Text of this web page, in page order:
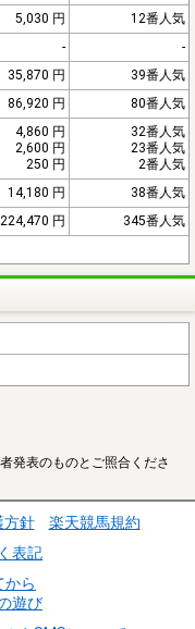
5,030 円
12番人気
-
-
35,870 円
39番人気
86,920 円 80番人気
4,860 円
2,600 円
250 円
32番人気
23番人気
2番人気
14,180 円
38番人気
224,470 円
345番人気
発表のものとご照合くださ
方針
楽天競馬規約
表記
から
遊び